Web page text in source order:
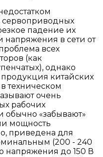
сервоприводных
падение их
в сети от
всех
(как
однако
продукция китайских
техническом
очень
рабочих
«забывают»
мощность
приведена для
(200 - 240
напряжения до 150 В